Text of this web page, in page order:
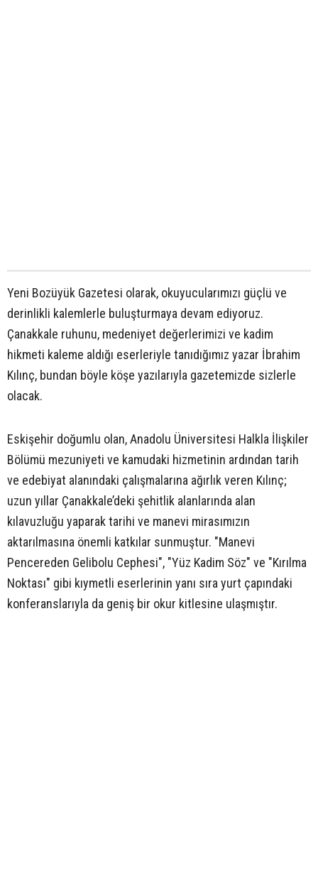
Yeni Bozüyük Gazetesi olarak, okuyucularımızı güçlü ve
derinlikli kalemlerle buluşturmaya devam ediyoruz.
Çanakkale ruhunu, medeniyet değerlerimizi ve kadim
hikmeti kaleme aldığı eserleriyle tanıdığımız yazar İbrahim
Kılınç, bundan böyle köşe yazılarıyla gazetemizde sizlerle
olacak.
Eskişehir doğumlu olan, Anadolu Üniversitesi Halkla İlişkiler
Bölümü mezuniyeti ve kamudaki hizmetinin ardından tarih
ve edebiyat alanındaki çalışmalarına ağırlık veren Kılınç;
uzun yıllar Çanakkale’deki şehitlik alanlarında alan
kılavuzluğu yaparak tarihi ve manevi mirasımızın
aktarılmasına önemli katkılar sunmuştur. "Manevi
Pencereden Gelibolu Cephesi", "Yüz Kadim Söz" ve "Kırılma
Noktası" gibi kıymetli eserlerinin yanı sıra yurt çapındaki
konferanslarıyla da geniş bir okur kitlesine ulaşmıştır.